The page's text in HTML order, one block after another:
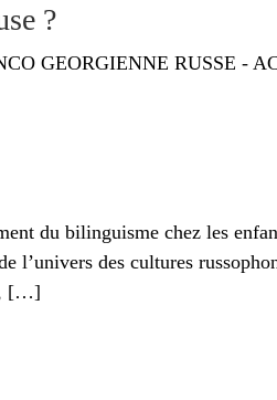
?
GEORGIENNE RUSSE -
du bilinguisme chez les
l’univers des cultures
[…]